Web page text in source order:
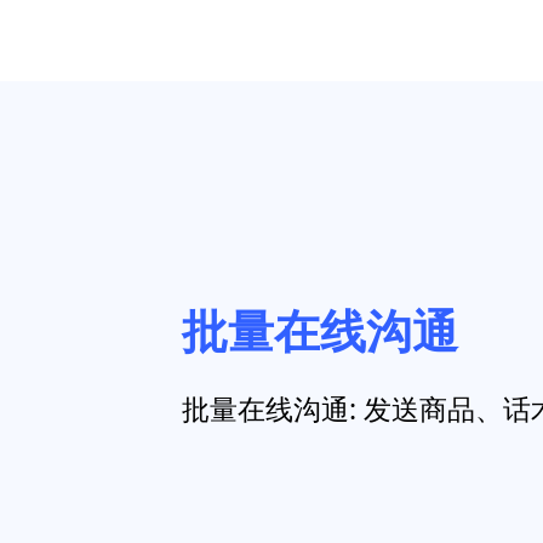
批量在线沟通
批量在线沟通: 发送商品、话